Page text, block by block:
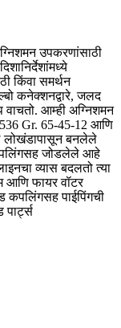
उपकरणांसाठी
किंवा समर्थन
कनेक्शनद्वारे, जलद
आम्ही अग्निशमन
Gr. 65-45-12 आणि
लोखंडापासून बनलेले
जोडलेले आहे
व्यास बदलतो त्या
आणि फायर वॉटर
कपलिंगसह पाईपिंगची